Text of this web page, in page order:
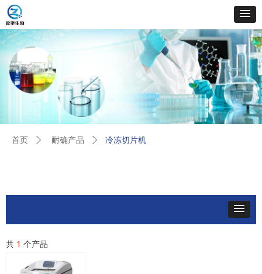
共 1 个产品
首页 ꄲ 耐确产品 ꄲ 冷冻切片机